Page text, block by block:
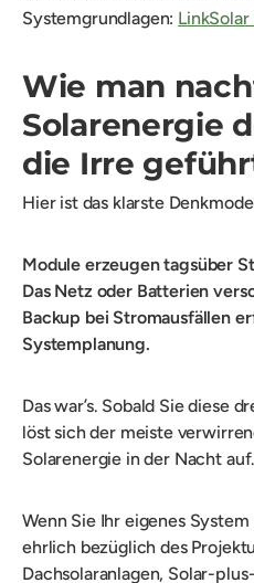
Systemgrundlagen: LinkSolar
Wie man
Solarenergie
die Irre
Hier ist das klarste
Module erzeugen tagsüber
Das Netz oder Batterien
Backup bei Stromausfällen
Systemplanung.
Das war’s. Sobald Sie diese
löst sich der meiste
Solarenergie in der Nacht auf.
Wenn Sie Ihr eigenes
ehrlich bezüglich des
Dachsolaranlagen, Solar-